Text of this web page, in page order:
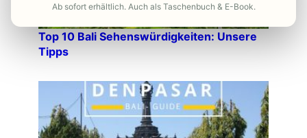
Top 10 Bali Sehenswürdigkeiten: Unsere
Tipps
Ab sofort erhältlich. Auch als Taschenbuch & E-Book.